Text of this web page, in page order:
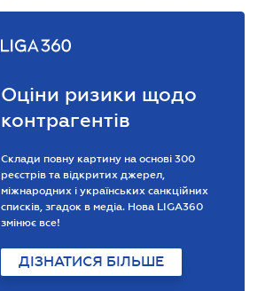
Оціни ризики щодо
контрагентів
Склади повну картину на основі 300
реєстрів та відкритих джерел,
міжнародних і українських санкційних
списків, згадок в медіа. Нова LIGA360
змінює все!
ДІЗНАТИСЯ БІЛЬШЕ